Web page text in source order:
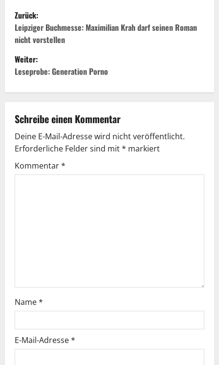
B
e
i
t
r
a
g
s
n
t
o
Zurück:
Leipziger Buchmesse: Maximilian Krah darf seinen Roman
nicht vorstellen
Weiter:
Leseprobe: Generation Porno
Schreibe einen Kommentar
Deine E-Mail-Adresse wird nicht veröffentlicht.
Erforderliche Felder sind mit* markiert
Kommentar*
Name*
E-Mail-Adresse*